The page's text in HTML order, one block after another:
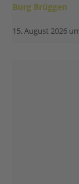
Burg Brüggen
15. August 2026